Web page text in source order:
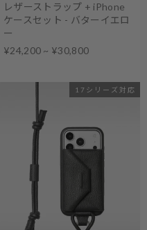
レザーストラップ + iPhone
ケースセット - バターイエロ
ー
¥24,200 ~ ¥30,800
17シリーズ対応